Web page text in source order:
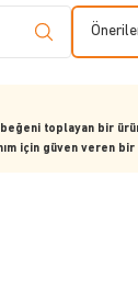
beğeni toplayan bir
için güven veren bir